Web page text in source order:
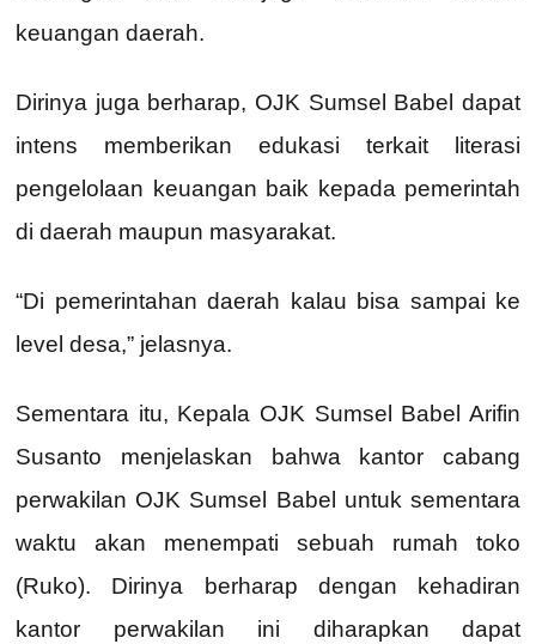
keuangan daerah.
Dirinya juga berharap, OJK Sumsel Babel dapat
intens memberikan edukasi terkait literasi
pengelolaan keuangan baik kepada pemerintah
di daerah maupun masyarakat.
“Di pemerintahan daerah kalau bisa sampai ke
level desa,” jelasnya.
Sementara itu, Kepala OJK Sumsel Babel Arifin
Susanto menjelaskan bahwa kantor cabang
perwakilan OJK Sumsel Babel untuk sementara
waktu akan menempati sebuah rumah toko
(Ruko). Dirinya berharap dengan kehadiran
kantor perwakilan ini diharapkan dapat